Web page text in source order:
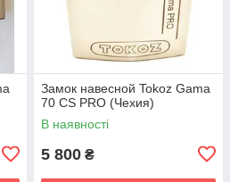
Замок навесной Tokoz Gama
70 СS PRO (Чехия)
В наявності
5 800 ₴